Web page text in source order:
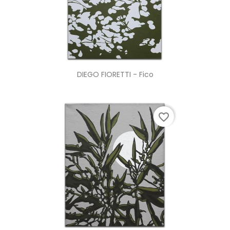
DIEGO FIORETTI - Fico
favorite_border